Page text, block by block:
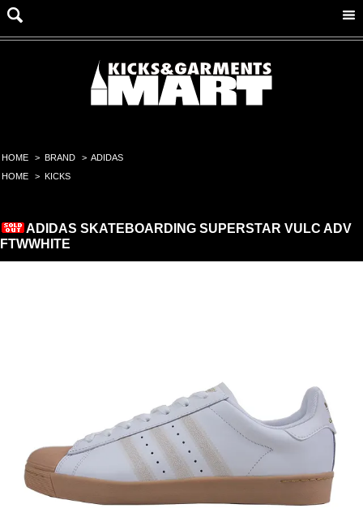
HOME > BRAND > ADIDAS
HOME
> KICKS
ADIDAS SKATEBOARDING SUPERSTAR VULC ADV
FTWWHITE